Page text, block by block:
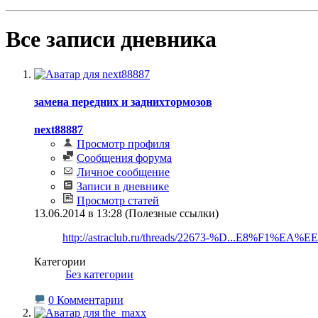
Все записи дневника
замена передних и заднихтормозов
next88887
Просмотр профиля
Сообщения форума
Личное сообщение
Записи в дневнике
Просмотр статей
13.06.2014 в 13:28 (Полезные ссылки)
http://astraclub.ru/threads/22673-
Категории
Без категории
0 Комментарии